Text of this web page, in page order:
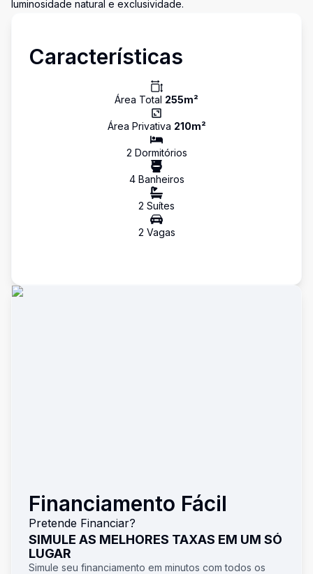
luminosidade natural e exclusividade.
Características
Área Total 255m²
Área Privativa 210m²
2 Dormitórios
4Banheiros
2 Suítes
2 Vagas
Financiamento Fácil
Pretende Financiar?
SIMULE AS MELHORES TAXAS EM UM SÓ
LUGAR
Simule seu financiamento em minutos com todos os